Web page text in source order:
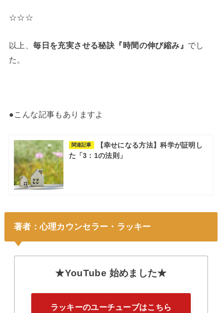
☆☆☆
以上、毎日を充実させる秘訣 『時間の伸び縮み』 でし
た。
●こんな記事もありますよ
関連記事
【幸せになる方法】科学が証明し
た「3：1の法則」
著者：心理カウンセラー・ラッキー
★YouTube 始めました★
ラッキーのユーチューブはこちら